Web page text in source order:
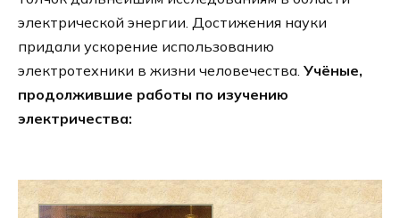
электрической энергии. Достижения науки
придали ускорение использованию
электротехники в жизни человечества. Учёные,
продолжившие работы по изучению
электричества: